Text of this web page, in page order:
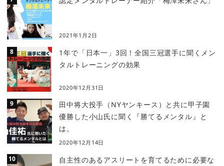
2021年1月2日
1年で「日本一」3回！全国三冠選手に聞くメン
タルトレーニングの効果
2020年12月31日
田中将大投手（NYヤンキース）と共に甲子園
優勝した小山氏に聞く『勝てるメンタル』と
は。
2020年12月14日
自主性のあるアスリートを育てるために必要な